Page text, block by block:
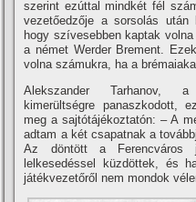
szerint ezúttal mindkét fél
vezetőedzője a sorsolás után
hogy szí­vesebben kaptak
a német Werder Brement.
volna számukra, ha a
Alekszander Tarhanov,
kimerültségre panaszkodott,
meg a sajtótájékoztatón: – A
adtam a két csapatnak a
Az döntött a Ferencváros
lelkesedéssel küzdöttek, és
játékvezetőről nem mondok